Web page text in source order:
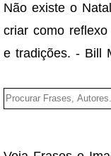
Não existe o
criar como
e tradições. - Bill